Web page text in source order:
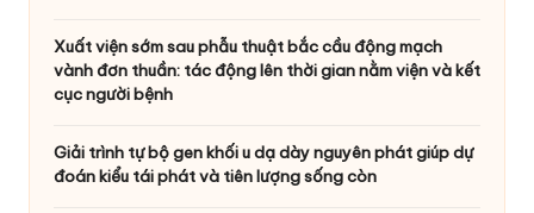
Xuất viện sớm sau phẫu thuật bắc cầu động mạch
vành đơn thuần: tác động lên thời gian nằm viện và kết
cục người bệnh
Giải trình tự bộ gen khối u dạ dày nguyên phát giúp dự
đoán kiểu tái phát và tiên lượng sống còn